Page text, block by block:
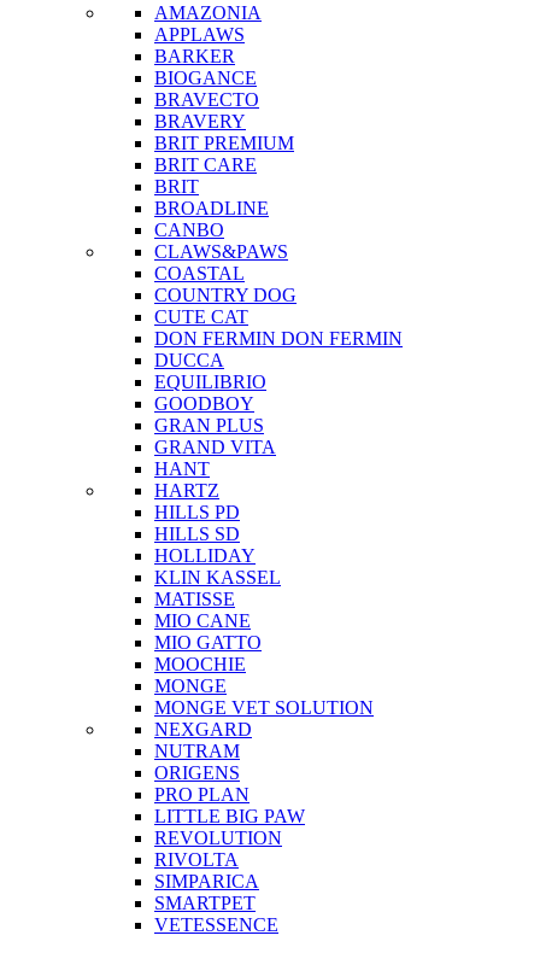
AMAZONIA
APPLAWS
BARKER
BIOGANCE
BRAVECTO
BRAVERY
BRIT PREMIUM
BRIT CARE
BRIT
BROADLINE
CANBO
CLAWS&PAWS
COASTAL
COUNTRY DOG
CUTE CAT
DON FERMIN DON FERMIN
DUCCA
EQUILIBRIO
GOODBOY
GRAN PLUS
GRAND VITA
HANT
HARTZ
HILLS PD
HILLS SD
HOLLIDAY
KLIN KASSEL
MATISSE
MIO CANE
MIO GATTO
MOOCHIE
MONGE
MONGE VET SOLUTION
NEXGARD
NUTRAM
ORIGENS
PRO PLAN
LITTLE BIG PAW
REVOLUTION
RIVOLTA
SIMPARICA
SMARTPET
VETESSENCE